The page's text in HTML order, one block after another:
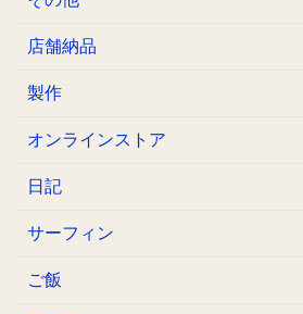
店舗納品
製作
オンラインストア
日記
サーフィン
ご飯